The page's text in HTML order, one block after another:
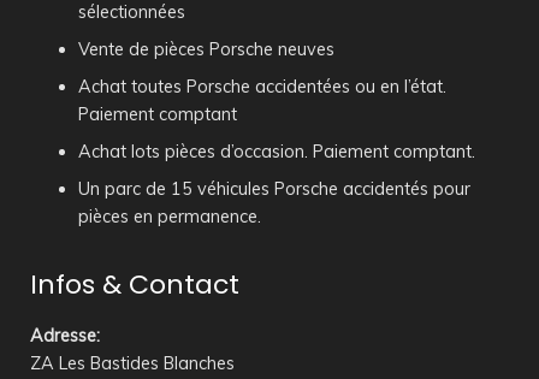
sélectionnées
Vente de pièces Porsche neuves
Achat toutes Porsche accidentées ou en l’état.
Paiement comptant
Achat lots pièces d’occasion. Paiement comptant.
Un parc de 15 véhicules Porsche accidentés pour
pièces en permanence.
Infos & Contact
Adresse:
ZA Les Bastides Blanches